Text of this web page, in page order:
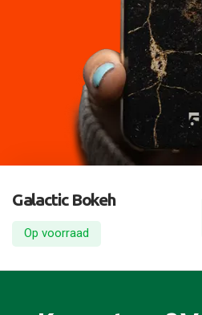
Galactic Bokeh
Op voorraad